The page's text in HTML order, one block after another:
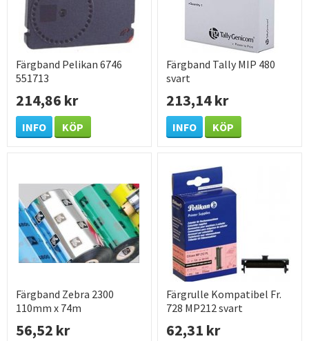
Färgband Pelikan 6746
551713
214,86 kr
INFO KÖP
Färgband Tally MIP 480
svart
213,14 kr
INFO KÖP
Färgband Zebra 2300
110mm x 74m
56,52 kr
Färgrulle Kompatibel Fr.
728 MP212 svart
62,31 kr